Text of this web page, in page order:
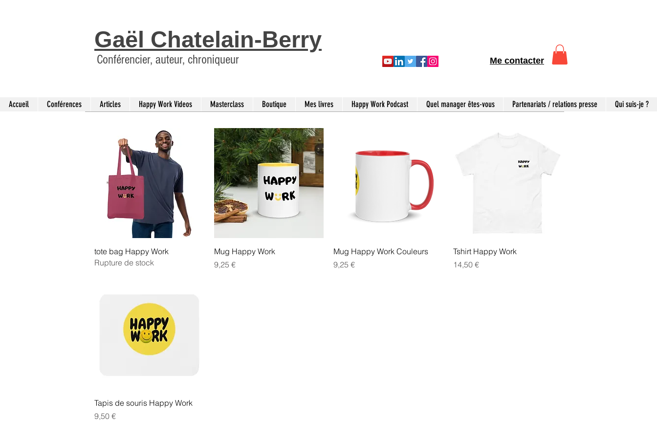
Gaël Chatelain-Berry
Conférencier, auteur, chroniqueur Me contacter
Accueil Conférences Articles Happy Work Videos Masterclass Boutique Mes livres Happy Work Podcast Quel manager êtes-vous Partenariats / relations presse Qui suis-je ?
Aperçu rapide
tote bag Happy Work
Rupture de stock
Aperçu rapide
Mug Happy Work
Prix
9,25 €
Aperçu rapide
Mug Happy Work Couleurs
Prix
9,25 €
Aperçu rapide
Tshirt Happy Work
Prix
14,50 €
Aperçu rapide
Tapis de souris Happy Work
Prix
9,50 €